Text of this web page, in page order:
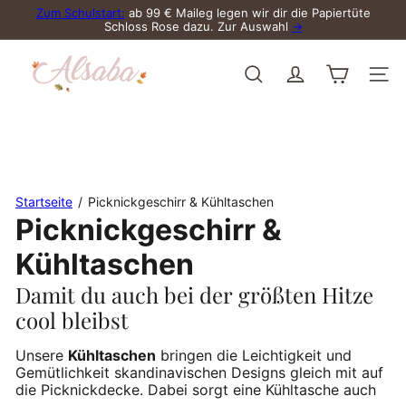
Direkt
Inhalt
Pause
Diashow
Zum Schulstart: ab 99 € Maileg legen wir dir die Papiertüte
Schloss Rose dazu. Zur Auswahl →
Suche
Startseite Picknickgeschirr & Kühltaschen
Picknickgeschirr &
Kühltaschen
Damit du auch bei der größten Hitze
cool bleibst
Unsere Kühltaschen bringen die Leichtigkeit und
Gemütlichkeit skandinavischen Designs gleich mit auf
die Picknickdecke. Dabei sorgt eine Kühltasche auch